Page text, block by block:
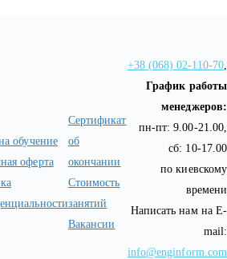
обучение
оферта
Сертификат
об
окончании
Стоимость
занятий
Вакансии
+38 (068) 02-110-70,
График работы
менеджеров:
пн-пт: 9.00-21.00,
сб: 10-17.00
по киевскому
времени
Написать нам на E-
mail:
info@enginform.com